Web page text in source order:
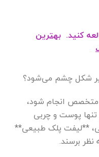
کنید. بهترین
انجام شود،
پوست و چربی
**لیفت پلک طبیعی**
برسند.